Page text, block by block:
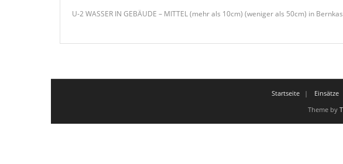
U-2 WASSER IN GEBÄUDE – MITTEL (mehr als 10cm) (weniger als 50cm) in
Startseite Einsätze
Theme by